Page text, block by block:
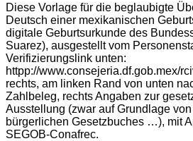
Diese Vorlage für die beglaubigte
Deutsch einer mexikanischen
digitale Geburtsurkunde des
Suarez), ausgestellt vom
Verifizierungslink unten:
httpp://www.consejeria.df.gob.mex/
rechts, am linken Rand von unten
Zahlbeleg, rechts Angaben zur
Ausstellung (zwar auf Grundlage
bürgerlichen Gesetzbuches …), mit
SEGOB-Conafrec.